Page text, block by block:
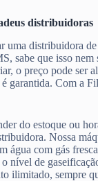
distribuidoras
uma distribuidora
sabe que isso nem
o preço pode ser
garantida. Com a
do estoque ou
Nossa
água com gás
nível de
ilimitado, sempre